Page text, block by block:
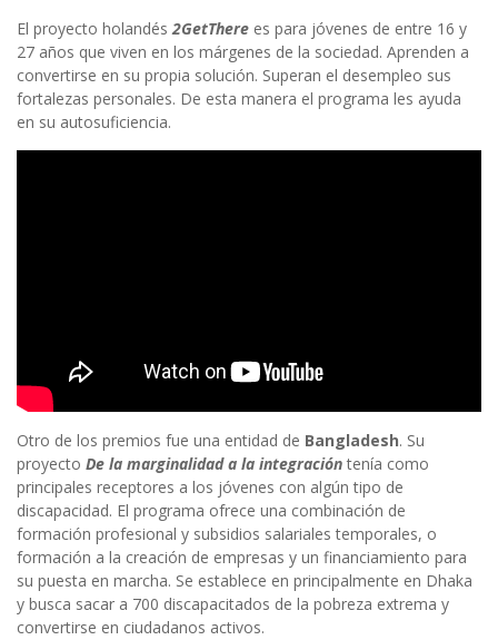
El proyecto holandés2GetThere es para jóvenes de entre 16 y
27 años que viven en los márgenes de la sociedad. Aprenden a
convertirse en su propia solución. Superan el desempleo sus
fortalezas personales. De esta manera el programa les ayuda
en su autosuficiencia.
Otro de los premios fue una entidad de Bangladesh. Su
proyecto De la marginalidad a la integracióntenía como
principales receptores a los jóvenes con algún tipo de
discapacidad. El programa ofrece una combinación de
formación profesional y subsidios salariales temporales, o
formación a la creación de empresas y un financiamiento para
su puesta en marcha. Se establece en principalmente en Dhaka
y busca sacar a 700 discapacitados de la pobreza extrema y
convertirse en ciudadanos activos.